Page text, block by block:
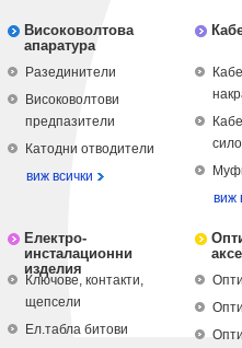
Високоволтова
апаратура
Разединители
Високоволтови
предпазители
Катодни отводители
виж всички
виж
Електро-
инсталационни
изделия
Ключове, контакти,
щепсели
Ел.табла битови